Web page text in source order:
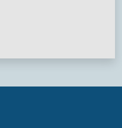
da 1 a 5 stelle